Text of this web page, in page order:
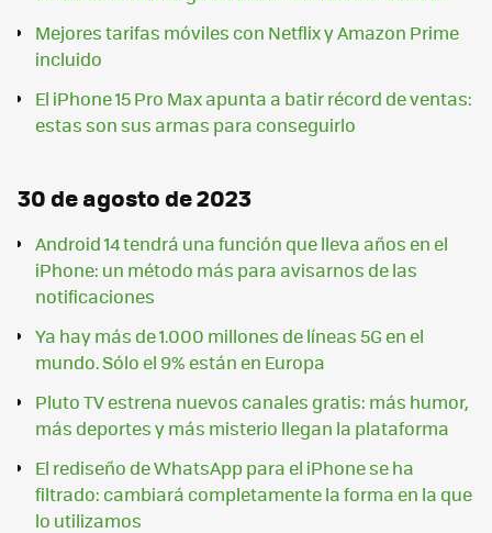
Mejores tarifas móviles con Netflix y Amazon Prime
incluido
El iPhone 15 Pro Max apunta a batir récord de ventas:
estas son sus armas para conseguirlo
30 de agosto de 2023
Android 14 tendrá una función que lleva años en el
iPhone: un método más para avisarnos de las
notificaciones
Ya hay más de 1.000 millones de líneas 5G en el
mundo. Sólo el 9% están en Europa
Pluto TV estrena nuevos canales gratis: más humor,
más deportes y más misterio llegan la plataforma
El rediseño de WhatsApp para el iPhone se ha
filtrado: cambiará completamente la forma en la que
lo utilizamos